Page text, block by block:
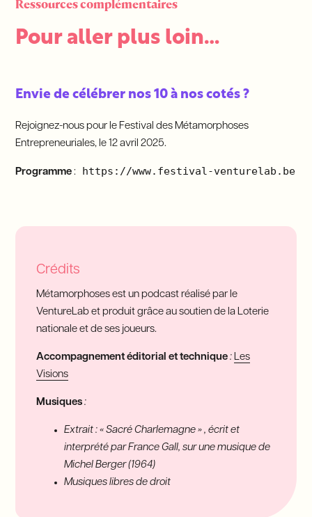
Ressources complémentaires
Pour aller plus loin…
Envie de célébrer nos 10 à nos cotés ?
Rejoignez-nous pour le Festival des Métamorphoses
Entrepreneuriales, le 12 avril 2025.
Programme : https://www.festival-venturelab.be
Crédits
Métamorphoses est un podcast réalisé par le
VentureLab et produit grâce au soutien de la Loterie
nationale et de ses joueurs.
Accompagnement éditorial et technique :Les
Visions
Musiques :
Extrait : « Sacré Charlemagne » , écrit et
interprété par France Gall, sur une musique de
Michel Berger (1964)
Musiques libres de droit